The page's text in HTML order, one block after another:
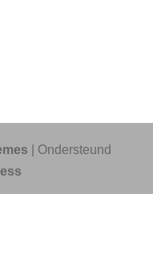
| Ondersteund